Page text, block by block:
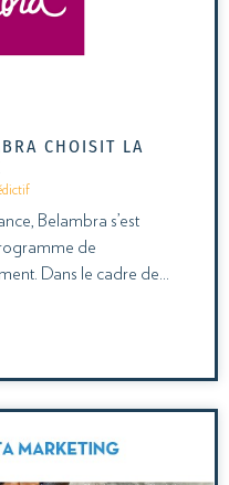
CHOISIT LA
Belambra s’est
de
Dans le cadre de…